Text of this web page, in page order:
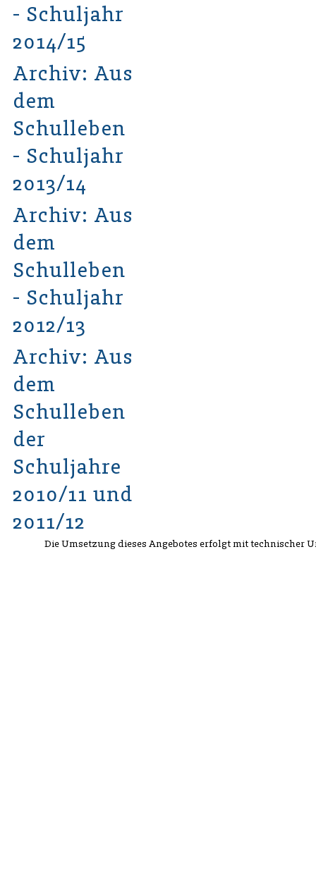
- Schuljahr
2014/15
Archiv: Aus
dem
Schulleben
- Schuljahr
2013/14
Archiv: Aus
dem
Schulleben
- Schuljahr
2012/13
Archiv: Aus
dem
Schulleben
der
Schuljahre
2010/11 und
2011/12
Die Umsetzung dieses Angebotes erfolgt mit technischer